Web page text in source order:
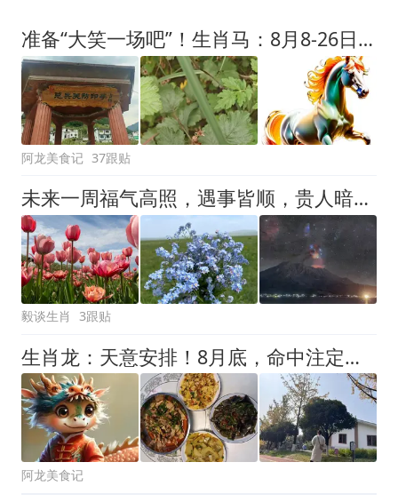
准备“大笑一场吧”！生肖马：8月8-26日，有件大喜事要降临你家门
阿龙美食记 37跟贴
未来一周福气高照，遇事皆顺，贵人暗助，等来财运的三大生肖
毅谈生肖 3跟贴
生肖龙：天意安排！8月底，命中注定的大事，熬不过，早做准备
阿龙美食记